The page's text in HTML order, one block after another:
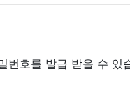
번호를 발급 받을 수 있